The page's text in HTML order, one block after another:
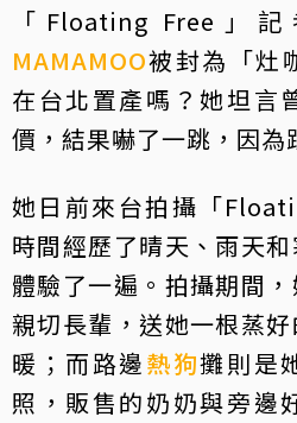
「Floating Free」
MAMAMOO被封為「灶
在台北置產嗎？她坦言
價，結果嚇了一跳，因為
她日前來台拍攝「
時間經歷了晴天、雨天
體驗了一遍。拍攝期間
親切長輩，送她一根蒸
暖；而路邊熱狗攤則是
照，販售的奶奶與旁邊